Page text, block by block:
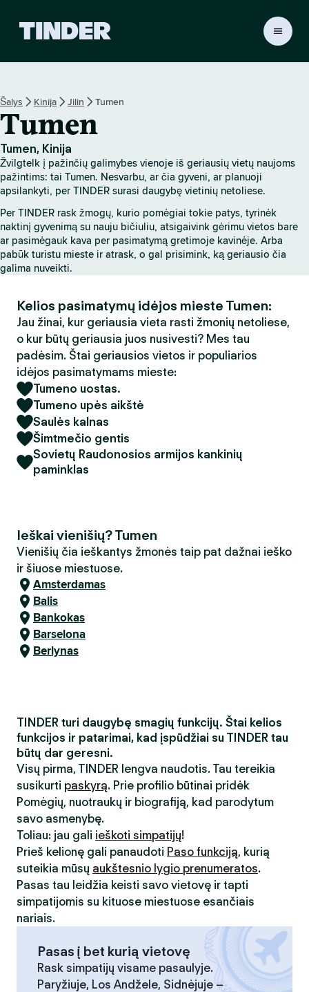
R
r
i
n
n
i
s
Šalys Kinija Jilin Tumen
Tumen
Tumen, Kinija
Žvilgtelk į pažinčių galimybes vienoje iš geriausių vietų naujoms
pažintims: tai Tumen. Nesvarbu, ar čia gyveni, ar planuoji
apsilankyti, per TINDER surasi daugybę vietinių netoliese.
Per TINDER rask žmogų, kurio pomėgiai tokie patys, tyrinėk
naktinį gyvenimą su nauju bičiuliu, atsigaivink gėrimu vietos bare
ar pasimėgauk kava per pasimatymą gretimoje kavinėje. Arba
pabūk turistu mieste ir atrask, o gal prisimink, ką geriausio čia
galima nuveikti.
Kelios pasimatymų idėjos mieste Tumen:
Jau žinai, kur geriausia vieta rasti žmonių netoliese,
o kur būtų geriausia juos nusivesti? Mes tau
padėsim. Štai geriausios vietos ir populiarios
idėjos pasimatymams mieste:
Tumeno uostas.
Tumeno upės aikštė
Saulės kalnas
Šimtmečio gentis
Sovietų Raudonosios armijos kankinių
paminklas
Ieškai vienišių? Tumen
Vienišių čia ieškantys žmonės taip pat dažnai ieško
ir šiuose miestuose.
Amsterdamas
Balis
Bankokas
Barselona
Berlynas
TINDER turi daugybę smagių funkcijų. Štai kelios
funkcijos ir patarimai, kad įspūdžiai su TINDER tau
būtų dar geresni.
Visų pirma, TINDER lengva naudotis. Tau tereikia
susikurti paskyrą. Prie profilio būtinai pridėk
Pomėgių, nuotraukų ir biografiją, kad parodytum
savo asmenybę.
Toliau: jau gali ieškoti simpatijų!
Prieš kelionę gali panaudoti Paso funkciją, kurią
suteikia mūsų aukštesnio lygio prenumeratos.
Pasas tau leidžia keisti savo vietovę ir tapti
simpatijomis su kituose miestuose esančiais
nariais.
Pasas į bet kurią vietovę
Rask simpatijų visame pasaulyje.
Paryžiuje, Los Andžele, Sidnėjuje –